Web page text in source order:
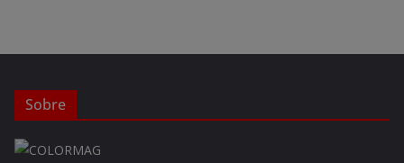
Sobre